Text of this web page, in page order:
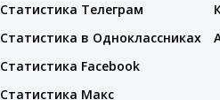
Статистика Телеграм
Статистика в Одноклассниках
Статистика Facebook
Статистика Макс